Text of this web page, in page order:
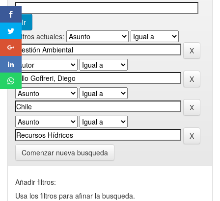
Filtros actuales:
Comenzar nueva busqueda
Añadir filtros:
Usa los filtros para afinar la busqueda.